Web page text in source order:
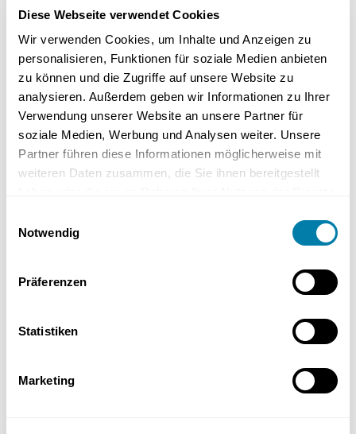
Diese Webseite verwendet Cookies
Wir verwenden Cookies, um Inhalte und Anzeigen zu
personalisieren, Funktionen für soziale Medien anbieten
zu können und die Zugriffe auf unsere Website zu
analysieren. Außerdem geben wir Informationen zu Ihrer
Verwendung unserer Website an unsere Partner für
soziale Medien, Werbung und Analysen weiter. Unsere
Partner führen diese Informationen möglicherweise mit
weiteren Daten zusammen, die Sie ihnen bereitgestellt
Notwendig
Präferenzen
Statistiken
Marketing
müssen sorgfältig platziert werden, um Lärmbelästigungen zu
vermeiden.
2) Platzbedarf
Infrarotheizungen benötigen weniger Platz, da sie an Wänden oder
Decken montiert werden können. Dies ist besonders vorteilhaft in
kleineren Wohnungen oder Räumen mit begrenztem Platzangebot.
Installationsflächen für die Außengeräte. Diese müssen in einer
bestimmten Entfernung zum Gebäude platziert werden, um
optimale Effizienz und minimale Lärmbelästigung zu gewährleisten.
Die Platzierung der Außengeräte sollte sorgfältig geplant werden,
Komfort und Lärmbelastung